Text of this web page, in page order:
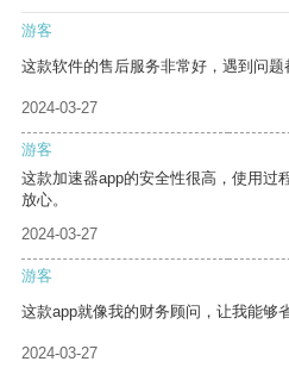
游客
这款软件的售后服务非常好，遇到问题
2024-03-27
游客
这款加速器app的安全性很高，使用过
放心。
2024-03-27
游客
这款app就像我的财务顾问，让我能够
2024-03-27